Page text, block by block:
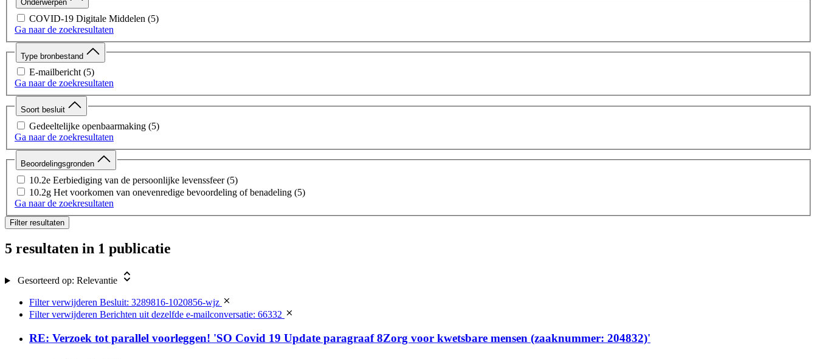
Onderwerpen
COVID-19 Digitale Middelen (5)
Ga naar de zoekresultaten
Type bronbestand
E-mailbericht (5)
Ga naar de zoekresultaten
Soort besluit
Gedeeltelijke openbaarmaking (5)
Ga naar de zoekresultaten
Beoordelingsgronden
10.2e Eerbiediging van de persoonlijke levenssfeer (5)
10.2g Het voorkomen van onevenredige bevoordeling of benadeling (5)
Ga naar de zoekresultaten
Filter resultaten
5 resultaten in 1 publicatie
Gesorteerd op: Relevantie
Filter verwijderen Besluit: 3289816-1020856-wjz
Filter verwijderen Berichten uit dezelfde e-mailconversatie: 66332
RE: Verzoek tot parallel voorleggen! 'SO Covid 19 Update paragraaf 8Zorg voor kwetsbare mensen (zaaknummer: 204832)'